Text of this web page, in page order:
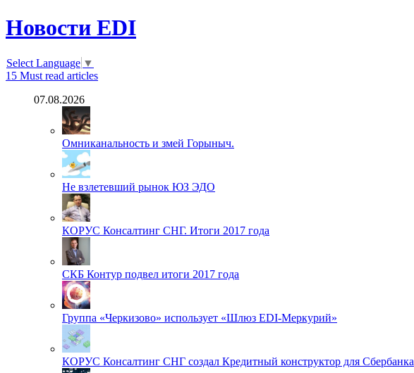
Новости EDI
Select Language ▼
15 Must read articles
07.08.2026
Омниканальность и змей Горыныч.
Не взлетевший рынок ЮЗ ЭДО
КОРУС Консалтинг СНГ. Итоги 2017 года
СКБ Контур подвел итоги 2017 года
Группа «Черкизово» использует «Шлюз EDI-Меркурий»
КОРУС Консалтинг СНГ создал Кредитный конструктор для Сбербанка